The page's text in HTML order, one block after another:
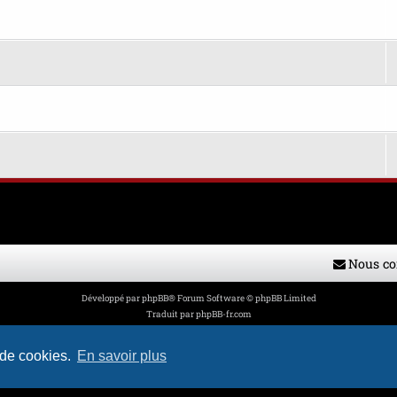
cookies. En savoir plus
Nous
Développé parphpBB® Forum Software © phpBB Limited
Traduit parphpBB-fr.com